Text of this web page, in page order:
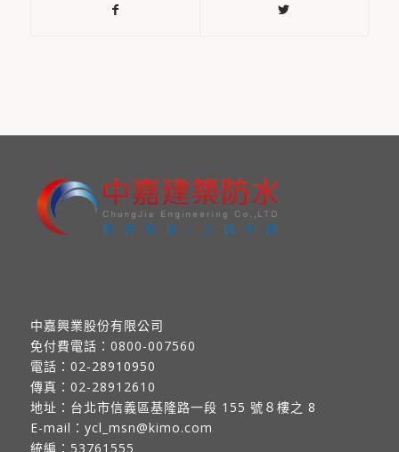
中嘉興業股份有限公司
免付費電話： 0800-007560
電話： 02-28910950
傳真： 02-28912610
地址： 台北市信義區基隆路一段 155 號８樓之 8
E-mail： ycl_msn@kimo.com
統編：53761555